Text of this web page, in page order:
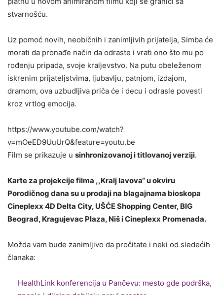
stvarnošću.
Uz pomoć novih, neobičnih i zanimljivih prijatelja, Simba će
morati da pronađe način da odraste i vrati ono što mu po
rođenju pripada, svoje kraljevstvo. Na putu obeleženom
iskrenim prijateljstvima, ljubavlju, patnjom, izdajom,
dramom, ova uzbudljiva priča će i decu i odrasle povesti
kroz vrtlog emocija.
https://www.youtube.com/watch?
v=mOeED9UuUrQ&feature=youtu.be
Film se prikazuje u sinhronizovanoj i titlovanoj verziji.
Karte za projekcije filma ,,Kralj lavova“ u okviru
Porodičnog dana su u prodaji na blagajnama bioskopa
Cineplexx 4D Delta City, UŠĆE Shopping Center, BIG
Beograd, Kragujevac Plaza, Niš i Cineplexx Promenada.
Možda vam bude zanimljivo da pročitate i neki od sledećih
članaka:
HealthLink konferencija u Pančevu: mesto gde podrška,